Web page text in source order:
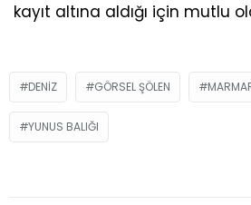
kayıt altına aldığı için mutlu
DENIZ GÖRSEL ŞÖLEN
YUNUS BALIĞI